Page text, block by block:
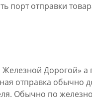
отправки
Дорогой»
отправка обычно
Обычно по